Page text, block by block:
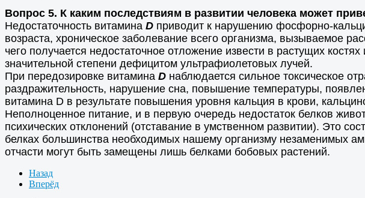
Вопрос 5. К каким последствиям в развитии человека может
Недостаточность витамина D приводит к нарушению фосфорно-
возраста, хроническое заболевание всего организма, вызываемое
чего получается недостаточное отложение извести в растущих
значительной степени дефицитом ультрафиолетовых лучей.
При передозировке витамина D наблюдается сильное токсическое
раздражительность, нарушение сна, повышение температуры,
витамина D в результате повышения уровня кальция в крови,
Неполноценное питание, и в первую очередь недостаток белков
психических отклонений (отставание в умственном развитии). Это
белках большинства необходимых нашему организму незаменимых
отчасти могут быть замещены лишь белками бобовых растений.
Назад
Вперёд